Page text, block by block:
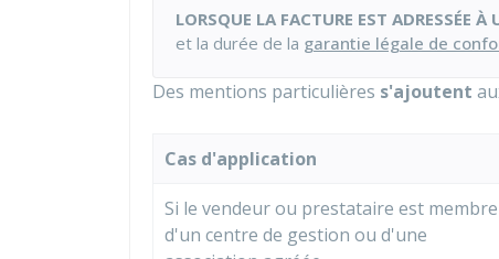
LORSQUE LA FACTURE EST ADRESSÉE À
et la durée de la garantie légale de
Des mentions particulières s'ajoutent
Cas d'application
Si le vendeur ou prestataire est membre
d'un centre de gestion ou d'une